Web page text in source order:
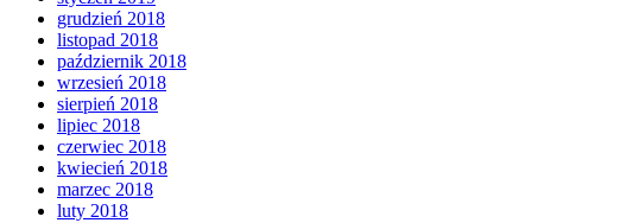
grudzień 2018
listopad 2018
październik 2018
wrzesień 2018
sierpień 2018
lipiec 2018
czerwiec 2018
kwiecień 2018
marzec 2018
luty 2018